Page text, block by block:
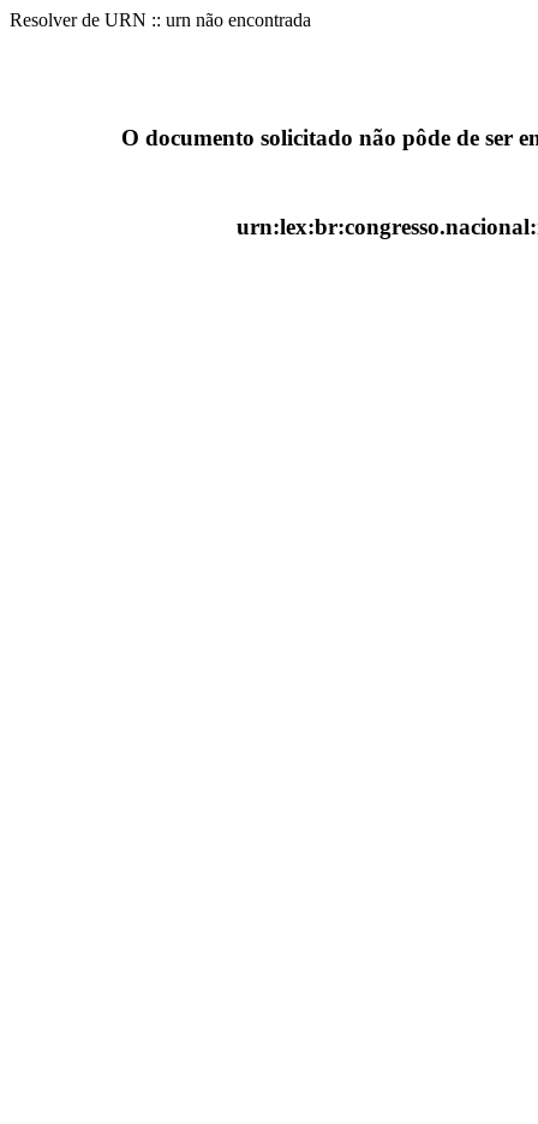
Resolver de URN :: urn não encontrada
O documento solicitado não pôde de ser